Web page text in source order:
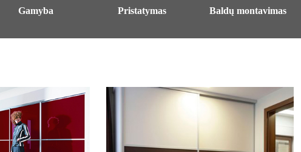
Gamyba Pristatymas Baldų montavimas